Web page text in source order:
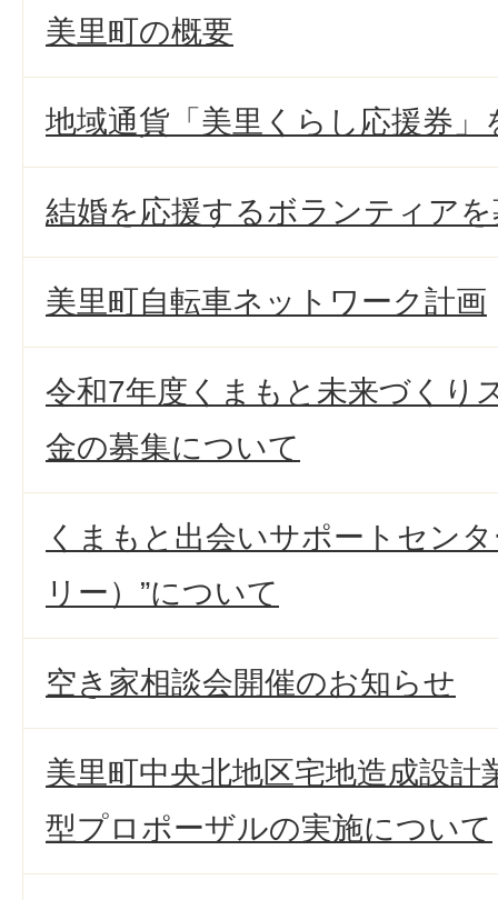
美里町の概要
地域通貨「美里くらし応援券」
結婚を応援するボランティア
美里町自転車ネットワーク計画
令和7年度くまもと未来づくり
金の募集について
くまもと出会いサポートセン
リー）”について
空き家相談会開催のお知らせ
美里町中央北地区宅地造成設計
型プロポーザルの実施について